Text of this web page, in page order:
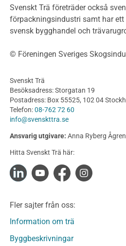
Byggsystem
Fasadsystem i skivmaterial
Bullerskärmar och andra
Byggnation och utförande
Utförande
Produkter
Konstruktionsvirke
Konstruktionsvirke
Konstruktionsvirke
Konstruktionsvirke
Limträ
Fanerträ
Fanerträ Obehandlat
Svenskt Trä företräder också
förpackningsindustri samt har ett
svensk bygghandel och
© Föreningen Sveriges
Svenskt Trä
Besöksadress: Storgatan 19
Postadress: Box 55525, 102 04
Telefon:08-762 72 60
info@svenskttra.se
Ansvarig utgivare: Anna Ryberg Ågren
Hitta Svenskt Trä här:
Fler sajter från oss:
Information om trä
Byggbeskrivningar